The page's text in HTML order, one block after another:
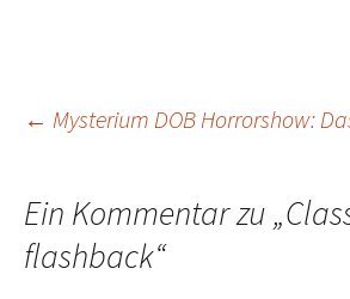
← Mysterium DOBHorrorshow:
Ein Kommentar zu „
flashback“